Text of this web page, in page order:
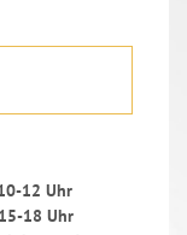
12 Uhr
18 Uhr